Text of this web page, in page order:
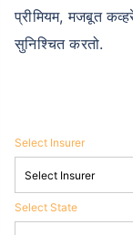
प्रीमियम, मजबूत
सुनिश्चित करतो.
Select Insurer
Select State